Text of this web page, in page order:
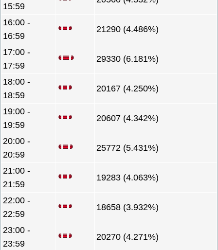
15:59
16:00 -
16:59
21290 (4.486%)
17:00 -
17:59
29330 (6.181%)
18:00 -
18:59
20167 (4.250%)
19:00 -
19:59
20607 (4.342%)
20:00 -
20:59
25772 (5.431%)
21:00 -
21:59
19283 (4.063%)
22:00 -
22:59
18658 (3.932%)
23:00 -
23:59
20270 (4.271%)